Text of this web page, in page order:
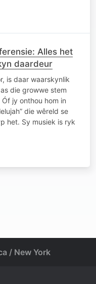
Alles het
daardeur
is daar waarskynlik
die growwe stem
jy onthou hom in
die wêreld se
het. Sy musiek is ryk
/ New York